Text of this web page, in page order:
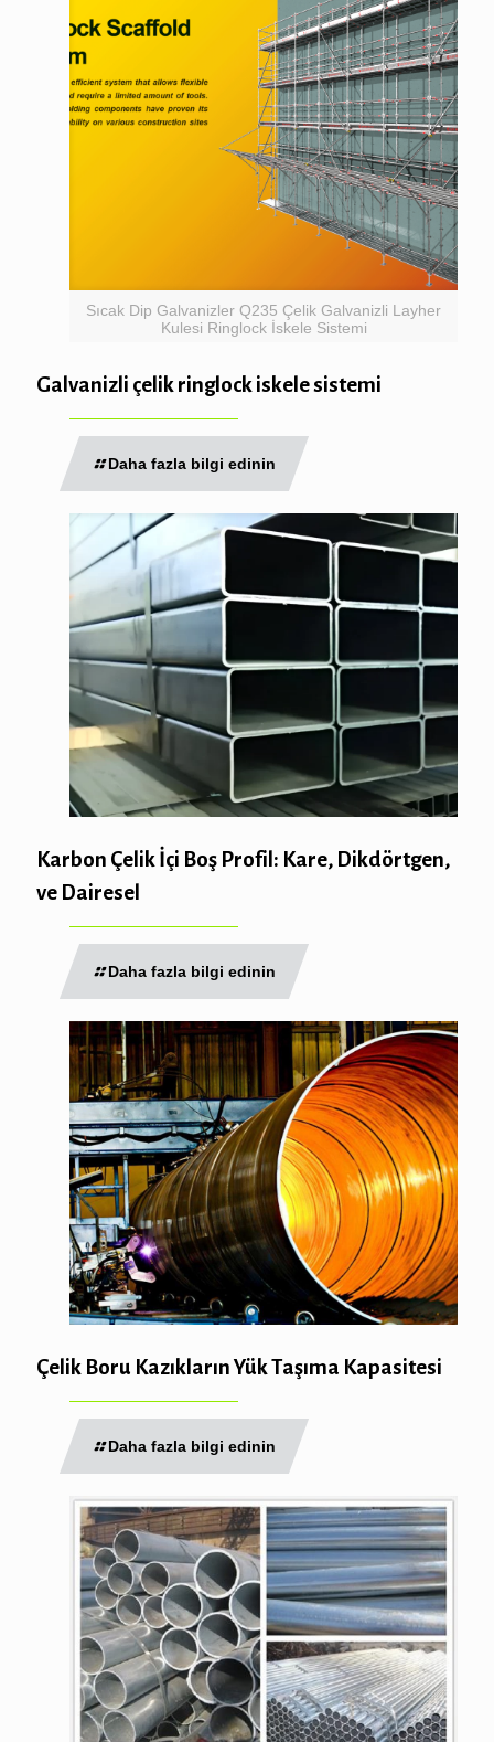
Sıcak Dip Galvanizler Q235 Çelik Galvanizli Layher
Kulesi Ringlock İskele Sistemi
Galvanizli çelik ringlock iskele sistemi
Daha fazla bilgi edinin
Karbon Çelik İçi Boş Profil: Kare, Dikdörtgen,
ve Dairesel
Daha fazla bilgi edinin
Çelik Boru Kazıkların Yük Taşıma Kapasitesi
Daha fazla bilgi edinin